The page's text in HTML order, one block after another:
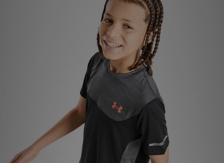
Ladda ner appen
Mitt JD